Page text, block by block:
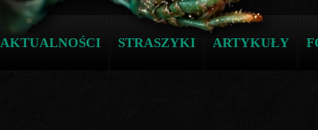
AKTUALNOŚCI STRASZYKI ARTYKUŁY